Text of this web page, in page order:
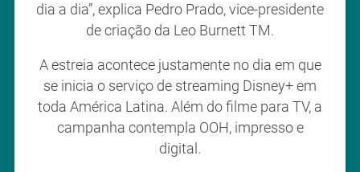
dia a dia”, explica Pedro Prado, vice-presidente
de criação da Leo Burnett TM.
A estreia acontece justamente no dia em que
se inicia o serviço de streaming Disney+ em
toda América Latina. Além do filme para TV, a
campanha contempla OOH, impresso e
digital.